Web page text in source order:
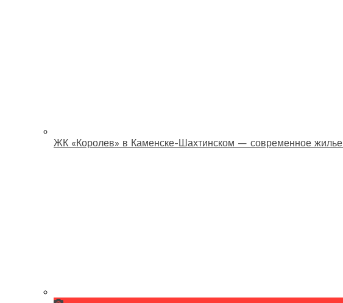
ЖК «Королев» в Каменске-Шахтинском — современное